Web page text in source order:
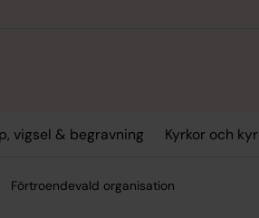
vigsel & begravning Kyrkor och
Förtroendevald organisation